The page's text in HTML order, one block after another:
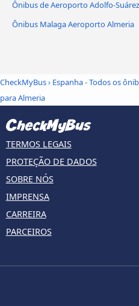
Ônibus de Aeroporto Adolfo-
Ônibus Malaga Aeroporto Almeria
CheckMyBus› Espanha - Todos os
para Almeria
TERMOS LEGAIS
PROTEÇÃO DE DADOS
SOBRE NÓS
IMPRENSA
CARREIRA
PARCEIROS